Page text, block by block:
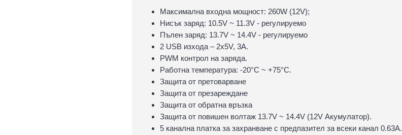
Максимална входна мощност: 260W (12V);
Нисък заряд: 10.5V ~ 11.3V - регулируемо
Пълен заряд: 13.7V ~ 14.4V - регулируемо
2 USB изхода – 2x5V, 3A.
PWM контрол на заряда.
Работна температура: -20°C ~ +75°C.
Защита от претоварване
Защита от презареждане
Защита от обратна връзка
Защита от повишен волтаж 13.7V ~ 14.4V (12V Акумулатор).
5 канална платка за захранване с предпазител за всеки канал 0.63А.